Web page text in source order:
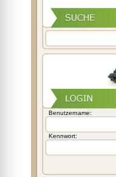
Benutzername:
Kennwort: